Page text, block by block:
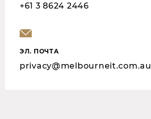
+61 3 8624 2446
ЭЛ. ПОЧТА
privacy@melbourneit.com.au